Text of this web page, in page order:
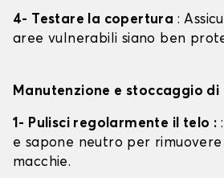
4- Testare la copertura :
aree vulnerabili siano ben
Manutenzione e stoccaggio di
1- Pulisci regolarmente il telo :
e sapone neutro per
macchie.